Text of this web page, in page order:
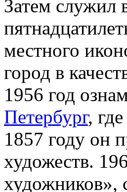
Затем служил
местного
город в
1956 год
Петербург,
1857 году он
художеств.
художников»,